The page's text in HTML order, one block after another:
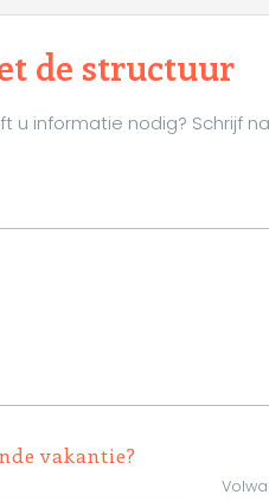
de structuur
u informatie nodig? Schrijf
vakantie?